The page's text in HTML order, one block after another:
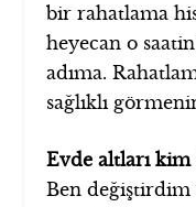
bir rahatlama
heyecan o
adıma.
sağlıklı
Evde altları
Ben